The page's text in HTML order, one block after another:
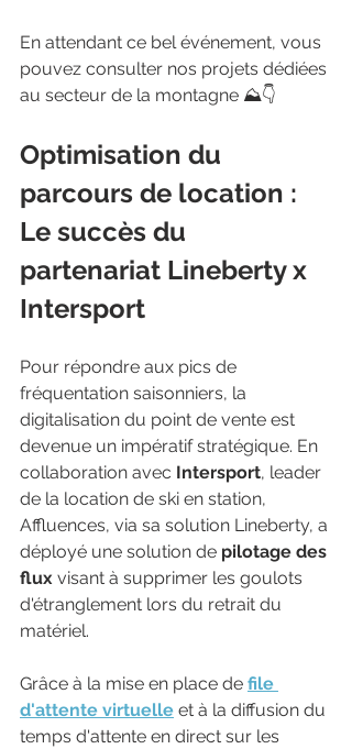
En attendant ce bel événement, vous
pouvez consulter nos projets dédiées
au secteur de la montagne ⛰️👇
Optimisation du
parcours de location :
Le succès du
partenariat Lineberty x
Intersport
Pour répondre aux pics de
fréquentation saisonniers, la
digitalisation du point de vente est
devenue un impératif stratégique. En
collaboration avec Intersport, leader
de la location de ski en station,
Affluences, via sa solution Lineberty, a
déployé une solution de pilotage des
flux visant à supprimer les goulots
d'étranglement lors du retrait du
matériel.
Grâce à la mise en place de file
d'attente virtuelle et à la diffusion du
temps d'attente en direct sur les